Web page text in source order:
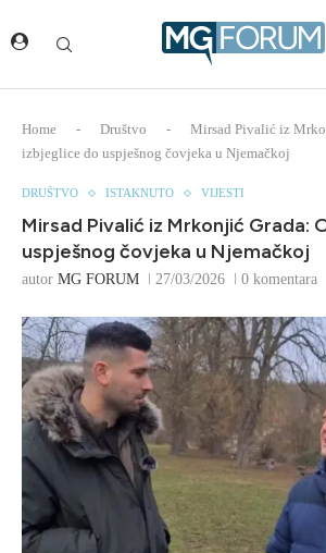
Home - Društvo -
Mirsad Pivalić iz
izbjeglice do uspješnog čovjeka u Njemačkoj
DRUŠTVO ISTAKNUTO VIJESTI
Mirsad Pivalić iz Mrkonjić Grada:
uspješnog čovjeka u Njemačkoj
autor MG FORUM 27/03/2026 0 komentara